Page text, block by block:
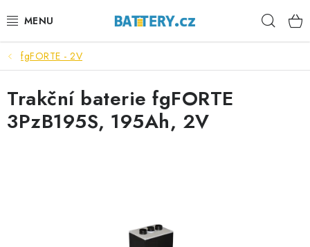
na
VÝHODNÉ SETY
SLUŽBY
AUTOBATERIE
fgFORTE - 2V
Trakční baterie fgFORTE
3PzB195S, 195Ah, 2V